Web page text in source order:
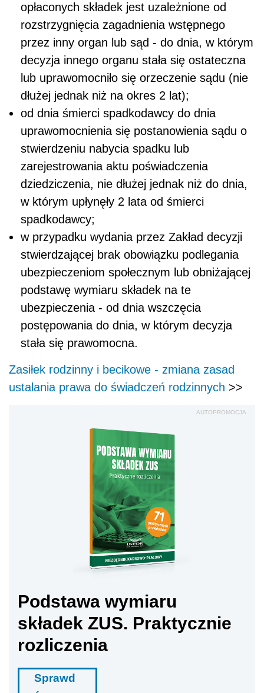
opłaconych składek jest uzależnione od
rozstrzygnięcia zagadnienia wstępnego
przez inny organ lub sąd - do dnia, w którym
decyzja innego organu stała się ostateczna
lub uprawomocniło się orzeczenie sądu (nie
dłużej jednak niż na okres 2 lat);
od dnia śmierci spadkodawcy do dnia
uprawomocnienia się postanowienia sądu o
stwierdzeniu nabycia spadku lub
zarejestrowania aktu poświadczenia
dziedziczenia, nie dłużej jednak niż do dnia,
w którym upłynęły 2 lata od śmierci
spadkodawcy;
w przypadku wydania przez Zakład decyzji
stwierdzającej brak obowiązku podlegania
ubezpieczeniom społecznym lub obniżającej
podstawę wymiaru składek na te
ubezpieczenia - od dnia wszczęcia
postępowania do dnia, w którym decyzja
stała się prawomocna.
Zasiłek rodzinny i becikowe - zmiana zasad
ustalania prawa do świadczeń rodzinnych >>
AUTOPROMOCJA
Podstawa wymiaru
składek ZUS. Praktycznie
rozliczenia
Sprawd